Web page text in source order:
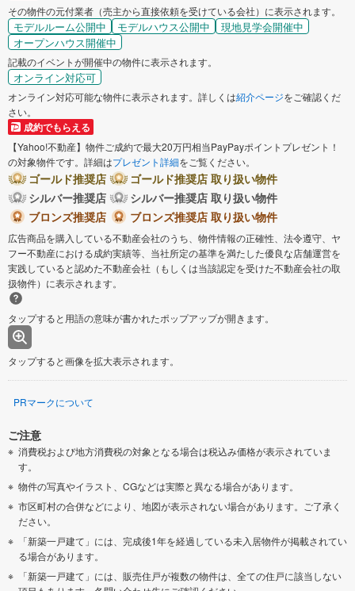
その物件の元付業者（売主から直接依頼を受けている会社）に表示されます。
モデルルーム公開中 モデルハウス公開中
現地見学会開催中
オープンハウス開催中
記載のイベントが開催中の物件に表示されます。
オンライン対応可
オンライン対応可能な物件に表示されます。詳しくは紹介ページをご確認くだ
さい。
成約でもらえる
【Yahoo!不動産】物件ご成約で最大20万円相当PayPayポイントプレゼント！
の対象物件です。詳細はプレゼント詳細をご覧ください。
ゴールド推奨店
ゴールド推奨店 取り扱い物件
シルバー推奨店
シルバー推奨店 取り扱い物件
ブロンズ推奨店
ブロンズ推奨店 取り扱い物件
広告商品を購入している不動産会社のうち、物件情報の正確性、法令遵守、ヤ
フー不動産における成約実績等、当社所定の基準を満たした優良な店舗運営を
実践していると認めた不動産会社（もしくは当該認定を受けた不動産会社の取
扱物件）に表示されます。
タップすると用語の意味が書かれたポップアップが開きます。
タップすると画像を拡大表示されます。
PRマークについて
ご注意
消費税および地方消費税の対象となる場合は税込み価格が表示されていま
す。
物件の写真やイラスト、CGなどは実際と異なる場合があります。
市区町村の合併などにより、地図が表示されない場合があります。ご了承く
ださい。
「新築一戸建て」には、完成後1年を経過している未入居物件が掲載されてい
る場合があります。
「新築一戸建て」には、販売住戸が複数の物件は、全ての住戸に該当しない